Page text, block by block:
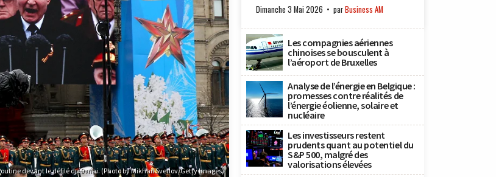
devant le défilé du 9 mai. (Photo by Mikhail Svetlov/Getty Images)
Dimanche 3 Mai 2026 parBusiness AM
Les compagnies aériennes
chinoises se bousculent à
l’aéroport de Bruxelles
Analyse de l’énergie en Belgique :
promesses contre réalités de
l’énergie éolienne, solaire et
nucléaire
Les investisseurs restent
prudents quant au potentiel du
S&P 500, malgré des
valorisations élevées